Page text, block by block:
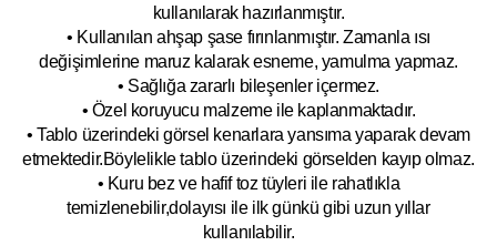
kullanılarak hazırlanmıştır.
• Kullanılan ahşap şase fırınlanmıştır. Zamanla ısı
değişimlerine maruz kalarak esneme, yamulma yapmaz.
• Sağlığa zararlı bileşenler içermez.
• Özel koruyucu malzeme ile kaplanmaktadır.
• Tablo üzerindeki görsel kenarlara yansıma yaparak devam
etmektedir.Böylelikle tablo üzerindeki görselden kayıp olmaz.
• Kuru bez ve hafif toz tüyleri ile rahatlıkla
temizlenebilir,dolayısı ile ilkgünkü gibi uzun yıllar
kullanılabilir.